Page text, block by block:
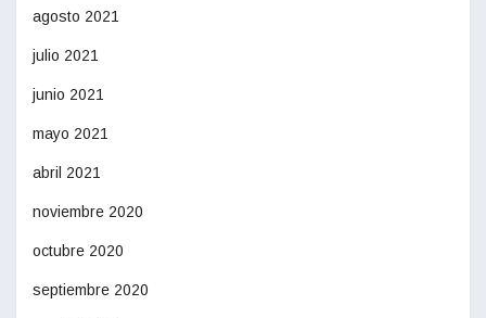
agosto 2021
julio 2021
junio 2021
mayo 2021
abril 2021
noviembre 2020
octubre 2020
septiembre 2020